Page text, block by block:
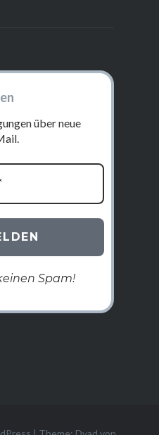
über neue
Spam!